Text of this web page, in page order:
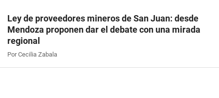
Ley de proveedores mineros de San Juan: desde
Mendoza proponen dar el debate con una mirada
regional
Por Cecilia Zabala